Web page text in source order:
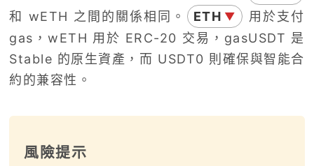
和 wETH 之間的關係相同。
ETH ▼
用於支付
gas，wETH 用於 ERC-20 交易，gasUSDT 是
Stable 的原生資產，而 USDT0 則確保與智能合
約的兼容性。
風險提示